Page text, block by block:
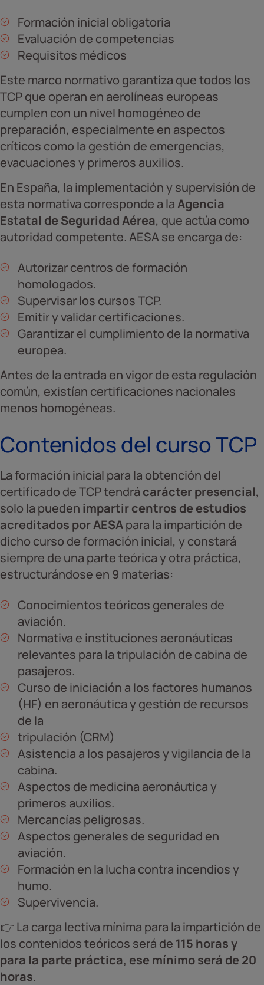
Formación inicial obligatoria
Evaluación de competencias
Requisitos médicos
Este marco normativo garantiza que todos los
TCP que operan en aerolíneas europeas
cumplen con un nivel homogéneo de
preparación, especialmente en aspectos
críticos como la gestión de emergencias,
evacuaciones y primeros auxilios.
En España, la implementación y supervisión de
esta normativa corresponde a laAgencia
Estatal de Seguridad Aérea, que actúa como
autoridad competente. AESA se encarga de:
Autorizar centros de formación
homologados.
Supervisar los cursos TCP.
Emitir y validar certificaciones.
Garantizar el cumplimiento de la normativa
europea.
Antes de la entrada en vigor de esta regulación
común, existían certificaciones nacionales
menos homogéneas.
Contenidos del curso TCP
La formación inicial para la obtención del
certificado de TCP tendrá carácter presencial,
solo la pueden impartir centros de estudios
acreditados por AESApara la impartición de
dicho curso de formación inicial, y constará
siempre de una parte teórica y otra práctica,
estructurándose en 9 materias:
Conocimientos teóricos generales de
aviación.
Normativa e instituciones aeronáuticas
relevantes para la tripulación de cabina de
pasajeros.
Curso de iniciación a los factores humanos
(HF) en aeronáutica y gestión de recursos
de la
tripulación (CRM)
Asistencia a los pasajeros y vigilancia de la
cabina.
Aspectos de medicina aeronáutica y
primeros auxilios.
Mercancías peligrosas.
Aspectos generales de seguridad en
aviación.
Formación en la lucha contra incendios y
humo.
Supervivencia.
👉 La carga lectiva mínima para la impartición de
los contenidos teóricos será de 115 horas y
para la parte práctica, ese mínimo será de 20
horas.